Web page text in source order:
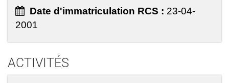
Date d'immatriculation RCS : 23-04-
2001
ACTIVITÉS